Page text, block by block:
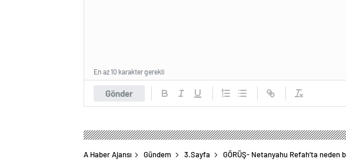
Gönder
En az 10 karakter gerekli
A Haber Ajansı Gündem 3.Sayfa GÖRÜŞ- Netanyahu Refah’ta neden